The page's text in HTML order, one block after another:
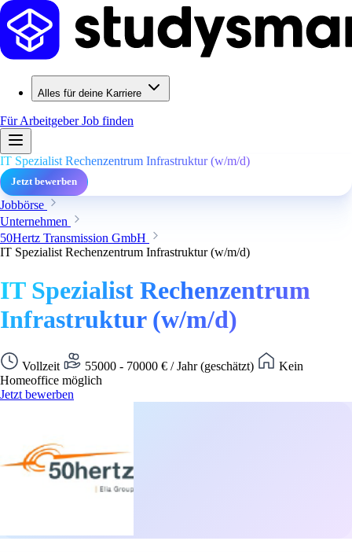
Alles für deine Karriere
Für ArbeitgeberJob finden
IT Spezialist Rechenzentrum Infrastruktur (w/m/d)
Jetzt bewerben
Jobbörse
Unternehmen
50Hertz Transmission GmbH
IT Spezialist Rechenzentrum Infrastruktur (w/m/d)
IT Spezialist Rechenzentrum
Infrastruktur (w/m/d)
Vollzeit 55000 - 70000 € / Jahr (geschätzt)
Kein
Homeoffice möglich
Jetzt bewerben